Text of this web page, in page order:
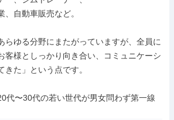
自動車販売など。
らゆる分野にまたがっていますが、全員に
客様としっかり向き合い、コミュニケーシ
きた」という点です。
代〜30代の若い世代が男女問わず第一線